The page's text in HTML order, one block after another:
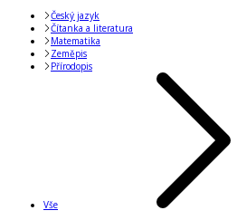
Český jazyk
Čítanka a literatura
Matematika
Zeměpis
Přírodopis
Vše